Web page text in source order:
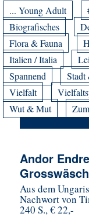
... Young Adult
Biografisches
Flora & Fauna
Italien / Italia
Spannend
Stadt
Vielfalt
Wut & Mut
Andor
Aus dem
Nachwort von
240 S., € 22,-